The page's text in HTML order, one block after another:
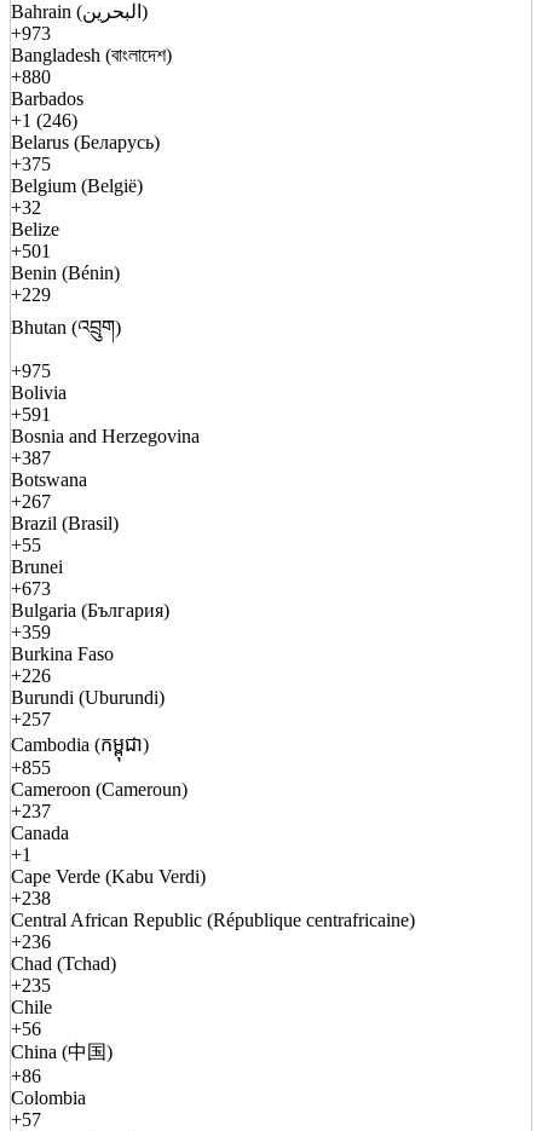
Bahrain (البحرين)
+973
Bangladesh (বাংলাদেশ)
+880
Barbados
+1 (246)
Belarus (Беларусь)
+375
Belgium (België)
+32
Belize
+501
Benin (Bénin)
+229
Bhutan (འབྲུག)
+975
Bolivia
+591
Bosnia and Herzegovina
+387
Botswana
+267
Brazil (Brasil)
+55
Brunei
+673
Bulgaria (България)
+359
Burkina Faso
+226
Burundi (Uburundi)
+257
Cambodia (កម្ពុជា)
+855
Cameroon (Cameroun)
+237
Canada
+1
Cape Verde (Kabu Verdi)
+238
Central African Republic (République centrafricaine)
+236
Chad (Tchad)
+235
Chile
+56
China (中国)
+86
Colombia
+57